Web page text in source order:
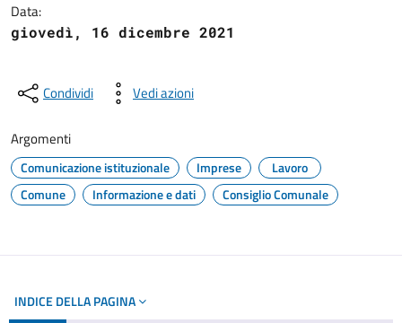
Data:
giovedì, 16 dicembre 2021
Condividi Vedi azioni
Argomenti
Comunicazione istituzionale Imprese
Lavoro
Comune
Informazione e dati Consiglio Comunale
INDICE DELLA PAGINA